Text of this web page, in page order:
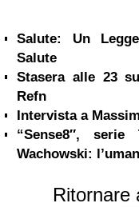
Salute: Un
Salute
Stasera alle 23
Refn
Intervista a
“Sense8″,
Wachowski:
Ritornare